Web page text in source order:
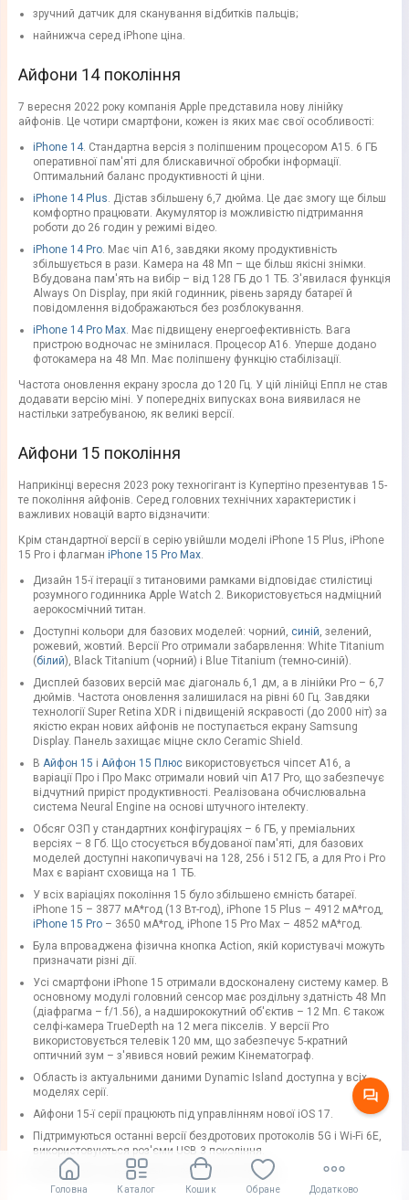
зручний датчик для сканування відбитків пальців;
найнижча серед iPhone ціна.
Айфони 14 покоління
7 вересня 2022 року компанія Apple представила нову лінійку
айфонів. Це чотири смартфони, кожен із яких має свої особливості:
iPhone 14. Стандартна версія з поліпшеним процесором А15. 6 ГБ
оперативної пам'яті для блискавичної обробки інформації.
Оптимальний баланс продуктивності й ціни.
iPhone 14 Plus. Дістав збільшену 6,7 дюйма. Це дає змогу ще більш
комфортно працювати. Акумулятор із можливістю підтримання
роботи до 26 годин у режимі відео.
iPhone 14 Pro. Має чіп А16, завдяки якому продуктивність
збільшується в рази. Камера на 48 Мп – ще більш якісні знімки.
Вбудована пам'ять на вибір – від 128 ГБ до 1 ТБ. З'явилася функція
Always On Display, при якій годинник, рівень заряду батареї й
повідомлення відображаються без розблокування.
iPhone 14 Pro Max. Має підвищену енергоефективність. Вага
пристрою водночас не змінилася. Процесор A16. Уперше додано
фотокамера на 48 Мп. Має поліпшену функцію стабілізації.
Частота оновлення екрану зросла до 120 Гц. У цій лінійці Еппл не став
додавати версію міні. У попередніх випусках вона виявилася не
настільки затребуваною, як великі версії.
Айфони 15 покоління
Наприкінці вересня 2023 року техногігант із Купертіно презентував 15-
те покоління айфонів. Серед головних технічних характеристик і
важливих новацій варто відзначити:
Крім стандартної версії в серію увійшли моделі iPhone 15 Plus, iPhone
15 Pro і флагман iPhone 15 Pro Max.
Дизайн 15-ї ітерації з титановими рамками відповідає стилістиці
розумного годинника Apple Watch 2. Використовується надміцний
аерокосмічний титан.
Доступні кольори для базових моделей: чорний, синій, зелений,
рожевий, жовтий. Версії Pro отримали забарвлення: White Titanium
(білий), Black Titanium (чорний) і Blue Titanium (темно-синій).
Дисплей базових версій має діагональ 6,1 дм, а в лінійки Pro – 6,7
дюймів. Частота оновлення залишилася на рівні 60 Гц. Завдяки
технології Super Retina XDR і підвищеній яскравості (до 2000 ніт) за
якістю екран нових айфонів не поступається екрану Samsung
Display. Панель захищає міцне скло Ceramic Shield.
В Айфон 15 і Айфон 15 Плюс використовується чіпсет А16, а
варіації Про і Про Макс отримали новий чіп A17 Pro, що забезпечує
відчутний приріст продуктивності. Реалізована обчислювальна
система Neural Engine на основі штучного інтелекту.
Обсяг ОЗП у стандартних конфігураціях – 6 ГБ, у преміальних
версіях – 8 Гб. Що стосується вбудованої пам'яті, для базових
моделей доступні накопичувачі на 128, 256 і 512 ГБ, а для Pro і Pro
Max є варіант сховища на 1 ТБ.
У всіх варіаціях покоління 15 було збільшено ємність батареї.
iPhone 15 – 3877 мА*год (13 Вт-год), iPhone 15 Plus – 4912 мА*год,
iPhone 15 Pro – 3650 мА*год, iPhone 15 Pro Max – 4852 мА*год.
Була впроваджена фізична кнопка Action, якій користувачі можуть
призначати різні дії.
Усі смартфони iPhone 15 отримали вдосконалену систему камер. В
основному модулі головний сенсор має роздільну здатність 48 Мп
(діафрагма – f/1.56), а надширококутний об'єктив – 12 Мп. Є також
селфі-камера TrueDepth на 12 мега пікселів. У версії Pro
використовується телевік 120 мм, що забезпечує 5-кратний
оптичний зум – з'явився новий режим Кінематограф.
Область із актуальними даними Dynamic Island доступна у всіх
моделях серії.
Айфони 15-ї серії працюють під управлінням нової iOS 17.
Підтримуються останні версії бездротових протоколів 5G і Wi-Fi 6E,
використовуються роз'єми USB 3 покоління.
Реалізовано нову функцію «Виявлення аварій».
Головна Каталог Кошик Обране Додатково